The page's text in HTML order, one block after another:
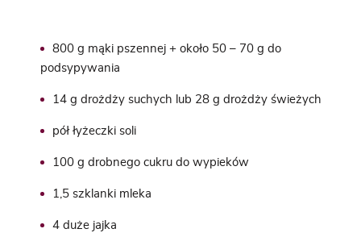
800 g mąki pszennej + około 50 – 70 g do
podsypywania
14 g drożdży suchych lub 28 g drożdży świeżych
pół łyżeczki soli
100 g drobnego cukru do wypieków
1,5 szklanki mleka
4 duże jajka